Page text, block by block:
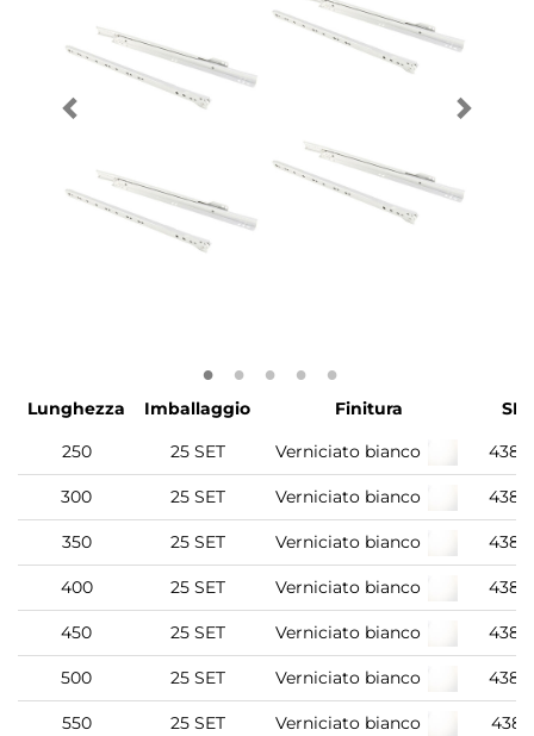
Lunghezza Imballaggio Finitura
250
25 SET Verniciato bianco
300 25 SET Verniciato bianco
350 25 SET Verniciato bianco
400 25 SET Verniciato bianco
450 25 SET Verniciato bianco
500 25 SET Verniciato bianco
550 25 SET Verniciato bianco